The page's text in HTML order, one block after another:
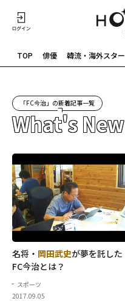
TOP 俳優 韓流・海外スター
「FC今治」の新着記事一覧
What's New
名将・ 岡田武史が夢を託した
FC今治とは？
スポーツ
2017.09.05